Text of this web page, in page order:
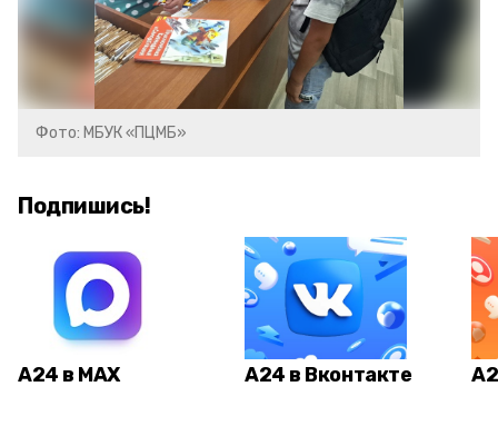
Фото: МБУК «ПЦМБ»
Подпишись!
А24 в MAX А24 в Вконтакте